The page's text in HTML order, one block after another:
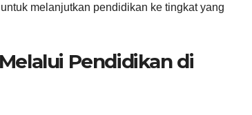
melanjutkan pendidikan ke tingkat yang
Pendidikan di